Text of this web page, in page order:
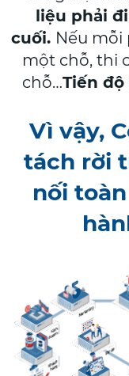
liệu phải
cuối. Nếu mỗi
một chỗ, thi
chỗ…Tiến
Vì vậy,
tách rời
nối